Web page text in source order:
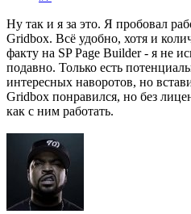
Ну так и я за это. Я пробовал
Gridbox. Всё удобно, хотя и
факту на SP Page Builder - я не
подавно. Только есть
интересных наворотов, но
Gridbox понравился, но без
как с ним работать.